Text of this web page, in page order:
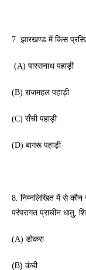
7. झारखण्ड में किस
(A) पारसनाथ पहाड़ी
(B) राजमहल पहाड़ी
(C) राँची पहाड़ी
(D) बागरू पहाड़ी
8. निम्नलिखित में से कौन
परंपरागत प्राचीन धातु,
(A) डोकरा
(B) कंघी